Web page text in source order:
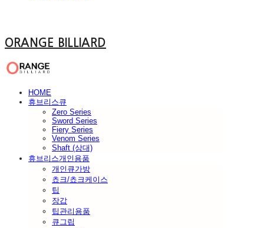
ORANGE BILLIARD
HOME
휴브리스큐
Zero Series
Sword Series
Fiery Series
Venom Series
Shaft (상대)
휴브리스개인용품
개인큐가방
쵸크/쵸크케이스
팁
장갑
팁관리용품
큐그립